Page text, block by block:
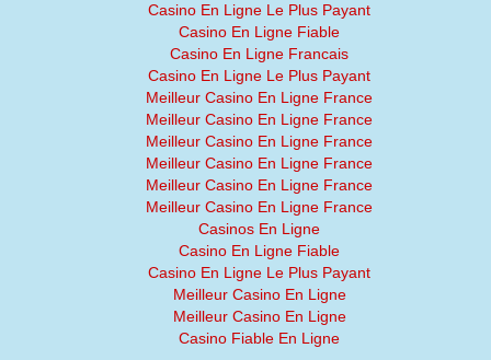
Casino En Ligne Le Plus Payant
Casino En Ligne Fiable
Casino En Ligne Francais
Casino En Ligne Le Plus Payant
Meilleur Casino En Ligne France
Meilleur Casino En Ligne France
Meilleur Casino En Ligne France
Meilleur Casino En Ligne France
Meilleur Casino En Ligne France
Meilleur Casino En Ligne France
Casinos En Ligne
Casino En Ligne Fiable
Casino En Ligne Le Plus Payant
Meilleur Casino En Ligne
Meilleur Casino En Ligne
Casino Fiable En Ligne